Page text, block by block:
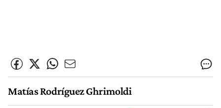
Matías Rodríguez Ghrimoldi